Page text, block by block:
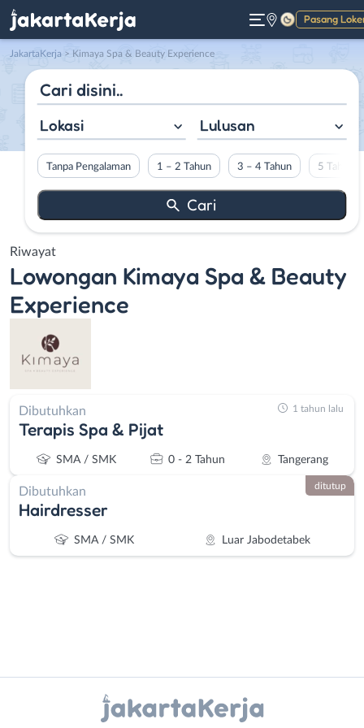
Pasang
Gelap
JakartaKerja > Kimaya Spa & Beauty Experience
Lokasi Lulusan
Tanpa Pengalaman 1 – 2 Tahun 3 – 4 Tahun 5 Tahun
Riwayat
Lowongan Kimaya Spa & Beauty
Experience
Dibutuhkan
Terapis Spa & Pijat
SMA / SMK 0 - 2 Tahun Tangerang
1 tahun lalu
Dibutuhkan
Hairdresser
SMA / SMK Luar Jabodetabek
ditutup
Gizi
Work)
X - Twitter Telegram
Kanal Lainnya..